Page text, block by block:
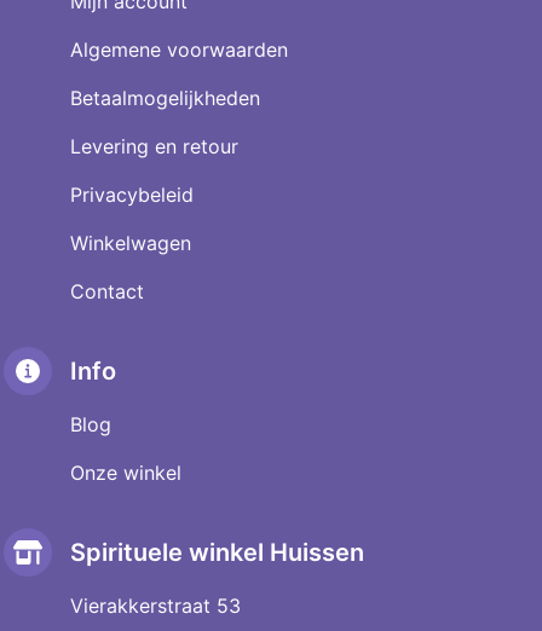
Algemene voorwaarden
Betaalmogelijkheden
Levering en retour
Privacybeleid
Winkelwagen
Contact
Info
Blog
Onze winkel
Spirituele winkel Huissen
Vierakkerstraat 53